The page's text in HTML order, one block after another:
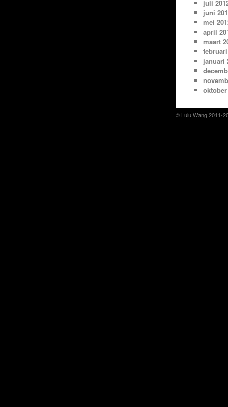
juli
juni
mei
april
maart
januari
oktober
© Lulu Wang 2011-